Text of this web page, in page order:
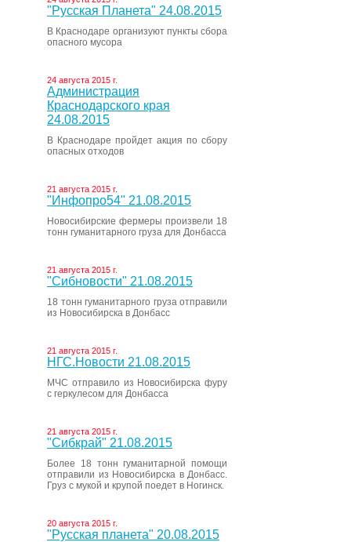
"Русская Планета" 24.08.2015
В Краснодаре организуют пункты сбора
опасного мусора
24 августа 2015 г.
Администрация
Краснодарского края
24.08.2015
В Краснодаре пройдет акция по сбору
опасных отходов
21 августа 2015 г.
"Инфопро54" 21.08.2015
Новосибирские фермеры произвели 18
тонн гуманитарного груза для Донбасса
21 августа 2015 г.
"Сибновости" 21.08.2015
18 тонн гуманитарного груза отправили
из Новосибирска в Донбасс
21 августа 2015 г.
НГС.Новости 21.08.2015
МЧС отправило из Новосибирска фуру
с геркулесом для Донбасса
21 августа 2015 г.
"Сибкрай" 21.08.2015
Более 18 тонн гуманитарной помощи
отправили из Новосибирска в Донбасс.
Груз с мукой и крупой поедет в Ногинск.
20 августа 2015 г.
"Русская планета" 20.08.2015